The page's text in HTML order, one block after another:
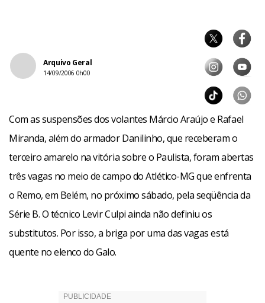
Arquivo Geral
14/09/2006 0h00
Com as suspensões dos volantes Márcio Araújo e Rafael
Miranda, além do armador Danilinho, que receberam o
terceiro amarelo na vitória sobre o Paulista, foram abertas
três vagas no meio de campo do Atlético-MG que enfrenta
o Remo, em Belém, no próximo sábado, pela seqüência da
Série B. O técnico Levir Culpi ainda não definiu os
substitutos. Por isso, a briga por uma das vagas está
quente no elenco do Galo.